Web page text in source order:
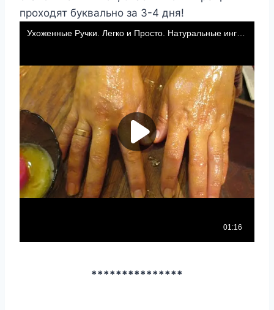
проходят буквально за 3-4 дня!
***************